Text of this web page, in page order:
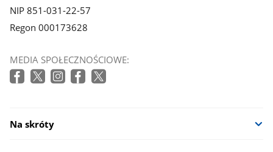
NIP 851-031-22-57
Regon 000173628
MEDIA SPOŁECZNOŚCIOWE:
Na skróty